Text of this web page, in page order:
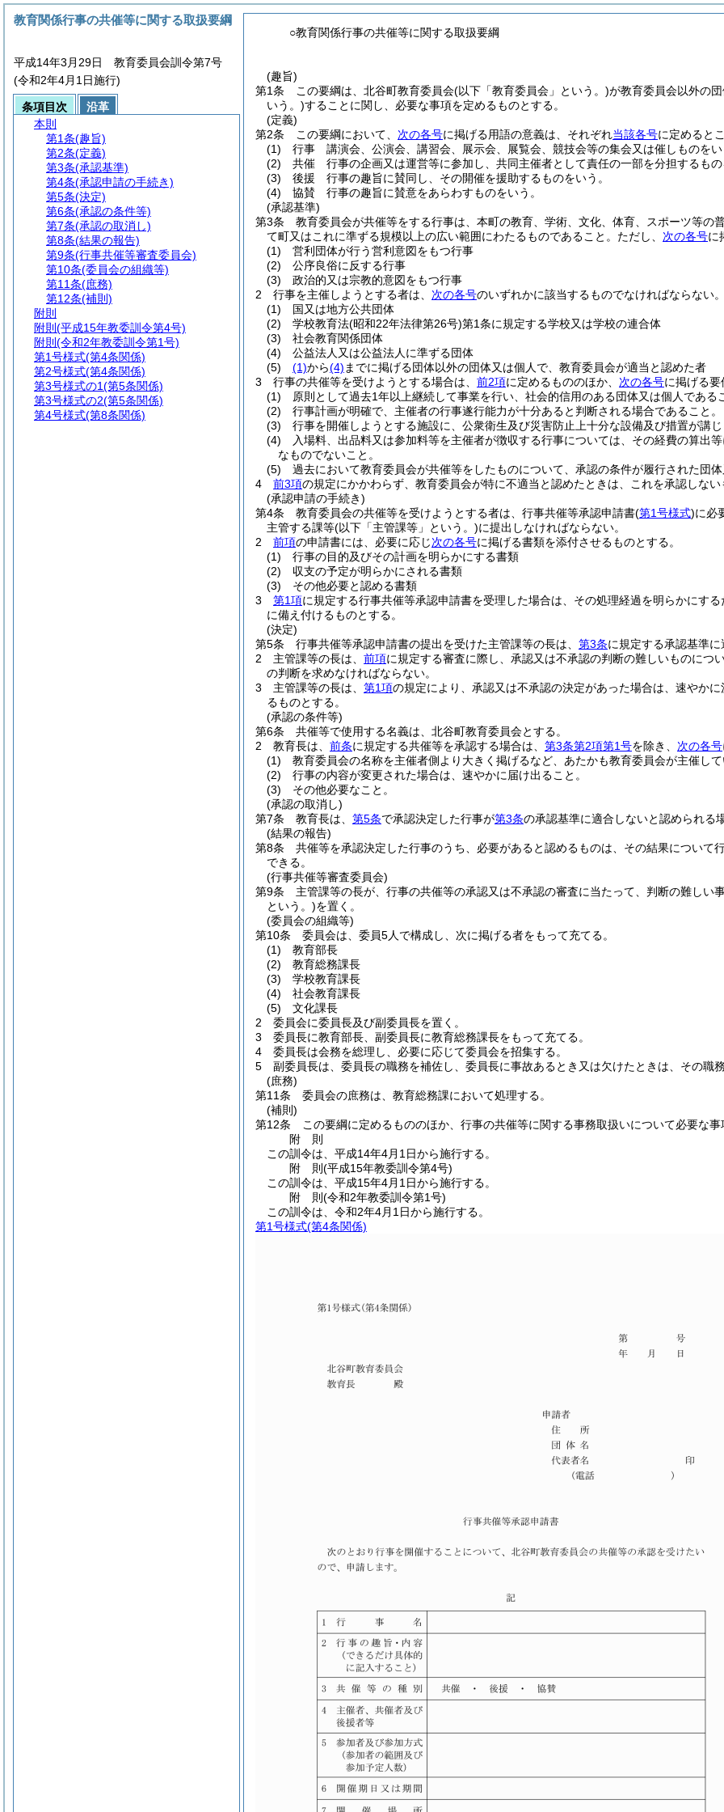
○教育関係行事の共催等に関する取扱要綱
(趣旨)
第1条
この要綱は、北谷町教育委員会(以下「教育委員会」という。)が教育委員会以外の
いう。)することに関し、必要な事項を定めるものとする。
(定義)
第2条
この要綱において、 次の各号に掲げる用語の意義は、それぞれ当該各号に定めると
(1)
行事 講演会、公演会、講習会、展示会、展覧会、競技会等の集会又は催しものをい
(2)
共催 行事の企画又は運営等に参加し、共同主催者として責任の一部を分担するもの
(3)
後援 行事の趣旨に賛同し、その開催を援助するものをいう。
(4)
協賛 行事の趣旨に賛意をあらわすものをいう。
(承認基準)
第3条
教育委員会が共催等をする行事は、本町の教育、学術、文化、体育、スポーツ等の
て町又はこれに準ずる規模以上の広い範囲にわたるものであること。 ただし、 次の各号に
(1)
営利団体が行う営利意図をもつ行事
(2)
公序良俗に反する行事
(3)
政治的又は宗教的意図をもつ行事
2
行事を主催しようとする者は、 次の各号のいずれかに該当するものでなければならない。
(1)
国又は地方公共団体
(2)
学校教育法(昭和22年法律第26号)第1条に規定する学校又は学校の連合体
(3)
社会教育関係団体
(4)
公益法人又は公益法人に準ずる団体
(5)
(1)から(4) までに掲げる団体以外の団体又は個人で、教育委員会が適当と認めた者
3
行事の共催等を受けようとする場合は、 前2項に定めるもののほか、 次の各号に掲げる要
(1)
原則として過去1年以上継続して事業を行い、社会的信用のある団体又は個人である
(2)
行事計画が明確で、主催者の行事遂行能力が十分あると判断される場合であること。
(3)
行事を開催しようとする施設に、公衆衛生及び災害防止上十分な設備及び措置が講じ
(4)
入場料、出品料又は参加料等を主催者が徴収する行事については、その経費の算出
なものでないこと。
(5)
過去において教育委員会が共催等をしたものについて、承認の条件が履行された団体
4
前3項の規定にかかわらず、教育委員会が特に不適当と認めたときは、これを承認しない
(承認申請の手続き)
第4条
教育委員会の共催等を受けようとする者は、行事共催等承認申請書(第1号様式)に必
主管する課等(以下「主管課等」という。)に提出しなければならない。
2
前項の申請書には、必要に応じ次の各号に掲げる書類を添付させるものとする。
(1)
行事の目的及びその計画を明らかにする書類
(2)
収支の予定が明らかにされる書類
(3)
その他必要と認める書類
3
第1項に規定する行事共催等承認申請書を受理した場合は、その処理経過を明らかにす
に備え付けるものとする。
(決定)
第5条
行事共催等承認申請書の提出を受けた主管課等の長は、 第3条に規定する承認基準
2
主管課等の長は、 前項に規定する審査に際し、承認又は不承認の判断の難しいものについ
の判断を求めなければならない。
3
主管課等の長は、 第1項の規定により、承認又は不承認の決定があった場合は、速やかに
るものとする。
(承認の条件等)
第6条
共催等で使用する名義は、北谷町教育委員会とする。
2
教育長は、 前条に規定する共催等を承認する場合は、 第3条第2項第1号を除き、 次の各号
(1)
教育委員会の名称を主催者側より大きく掲げるなど、あたかも教育委員会が主催し
(2)
行事の内容が変更された場合は、速やかに届け出ること。
(3)
その他必要なこと。
(承認の取消し)
第7条
教育長は、 第5条で承認決定した行事が第3条の承認基準に適合しないと認められる
(結果の報告)
第8条
共催等を承認決定した行事のうち、必要があると認めるものは、その結果について
できる。
(行事共催等審査委員会)
第9条
主管課等の長が、行事の共催等の承認又は不承認の審査に当たって、判断の難しい
という。)を置く。
(委員会の組織等)
第10条
委員会は、委員5人で構成し、次に掲げる者をもって充てる。
(1)
教育部長
(2)
教育総務課長
(3)
学校教育課長
(4)
社会教育課長
(5)
文化課長
2
委員会に委員長及び副委員長を置く。
3
委員長に教育部長、副委員長に教育総務課長をもって充てる。
4
委員長は会務を総理し、必要に応じて委員会を招集する。
5
副委員長は、委員長の職務を補佐し、委員長に事故あるとき又は欠けたときは、その職務
(庶務)
第11条
委員会の庶務は、教育総務課において処理する。
(補則)
第12条
この要綱に定めるもののほか、行事の共催等に関する事務取扱いについて必要な事
附 則
この訓令は、平成14年4月1日から施行する。
附 則(平成15年教委訓令第4号)
この訓令は、平成15年4月1日から施行する。
附 則(令和2年教委訓令第1号)
この訓令は、令和2年4月1日から施行する。
第1号様式(第4条関係)
教育関係行事の共催等に関する取扱要綱
平成14年3月29日 教育委員会訓令第7号
(令和2年4月1日施行)
条項目次
沿革
本則
第1条(趣旨)
第2条(定義)
第3条(承認基準)
第4条(承認申請の手続き)
第5条(決定)
第6条(承認の条件等)
第7条(承認の取消し)
第8条(結果の報告)
第9条(行事共催等審査委員会)
第10条(委員会の組織等)
第11条(庶務)
第12条(補則)
附則
附則 (平成15年教委訓令第4号)
附則 (令和2年教委訓令第1号)
第1号様式(第4条関係)
第2号様式(第4条関係)
第3号様式の1(第5条関係)
第3号様式の2(第5条関係)
第4号様式(第8条関係)